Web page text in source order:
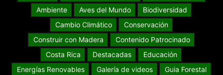
Ambiente
Aves del Mundo
Biodiversidad
Cambio Climático
Conservación
Construir con Madera
Contenido Patrocinado
Costa Rica
Destacadas
Educación
Energías Renovables
Galería de videos
Guia Forestal